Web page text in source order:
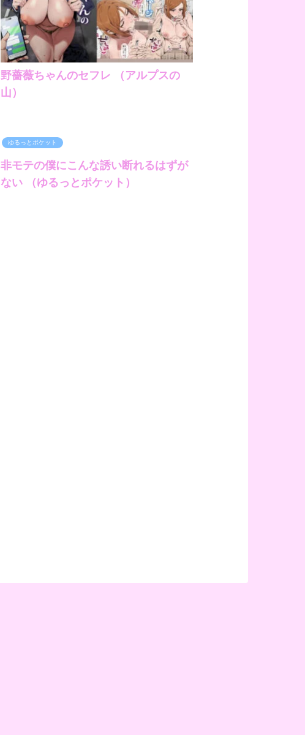
野薔薇ちゃんのセフレ （アルプスの
山）
ゆるっとポケット
非モテの僕にこんな誘い断れるはずが
ない （ゆるっとポケット）